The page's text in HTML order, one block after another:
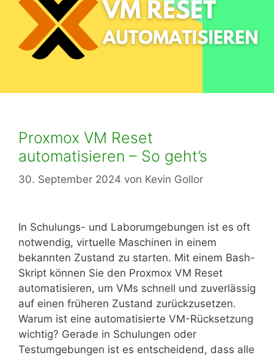
Proxmox VM Reset
automatisieren – So geht’s
30. September 2024 von Kevin Gollor
In Schulungs- und Laborumgebungen ist es oft
notwendig, virtuelle Maschinen in einem
bekannten Zustand zu starten. Mit einem Bash-
Skript können Sie den Proxmox VM Reset
automatisieren, um VMs schnell und zuverlässig
auf einen früheren Zustand zurückzusetzen.
Warum ist eine automatisierte VM-Rücksetzung
wichtig? Gerade in Schulungen oder
Testumgebungen ist es entscheidend, dass alle